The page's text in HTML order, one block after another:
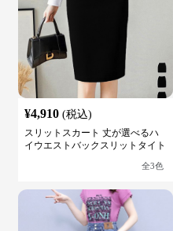
¥4,910 (税込)
スリットスカート 丈が選べるハ
イウエストバックスリットタイト
全3色